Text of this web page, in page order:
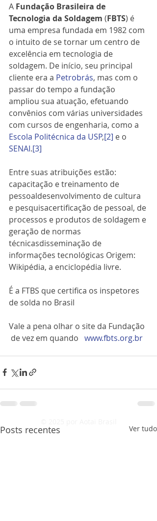
A Fundação Brasileira de
Tecnologia da Soldagem (FBTS) é
uma empresa fundada em 1982 com
o intuito de se tornar um centro de
excelência em tecnologia de
soldagem. De início, seu principal
cliente era a Petrobrás, mas com o
passar do tempo a fundação
ampliou sua atuação, efetuando
convênios com várias universidades
com cursos de engenharia, como a
Escola Politécnica da USP,[2] e o
SENAI.[3]
Entre suas atribuições estão:
capacitação e treinamento de
pessoaldesenvolvimento de cultura
e pesquisacertificação de pessoal, de
processos e produtos de soldagem e
geração de normas
técnicasdisseminação de
informações tecnológicas Origem:
Wikipédia, a enciclopédia livre.
É a FTBS que certifica os inspetores
de solda no Brasil
Vale a pena olhar o site da Fundação
de vez em quando www.fbts.org.br
Posts recentes Ver tudo